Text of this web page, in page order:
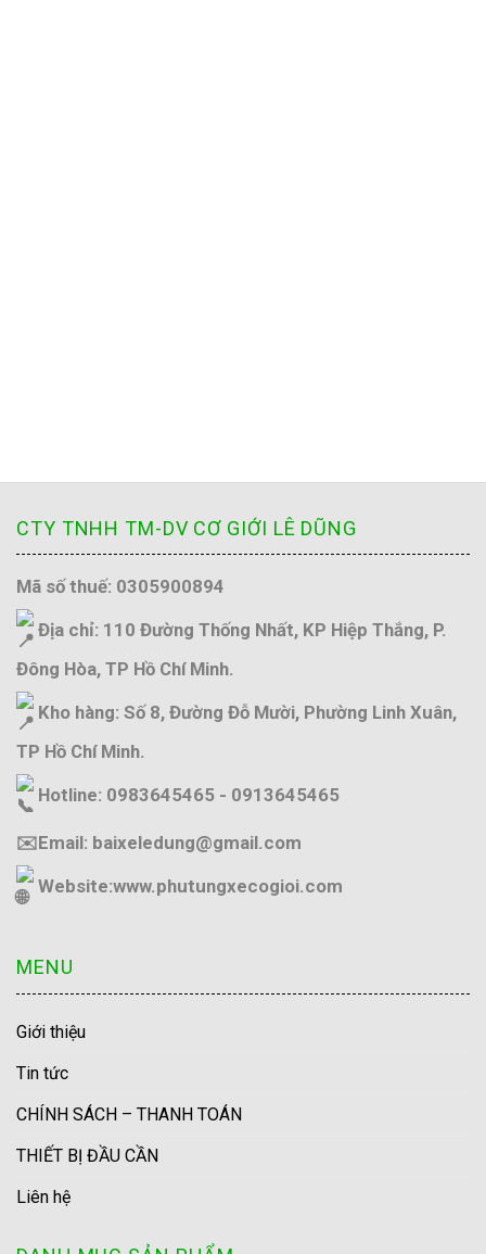
CTY TNHH TM-DV CƠ GIỚI LÊ DŨNG
Mã số thuế: 0305900894
Địa chỉ: 110 Đường Thống Nhất, KP Hiệp Thắng, P.
Đông Hòa, TP Hồ Chí Minh.
Kho hàng: Số 8, Đường Đỗ Mười, Phường Linh Xuân,
TP Hồ Chí Minh.
Hotline: 0983645465 - 0913645465
✉️Email: baixeledung@gmail.com
Website:www.phutungxecogioi.com
MENU
Giới thiệu
Tin tức
CHÍNH SÁCH – THANH TOÁN
THIẾT BỊ ĐẦU CẦN
Liên hệ